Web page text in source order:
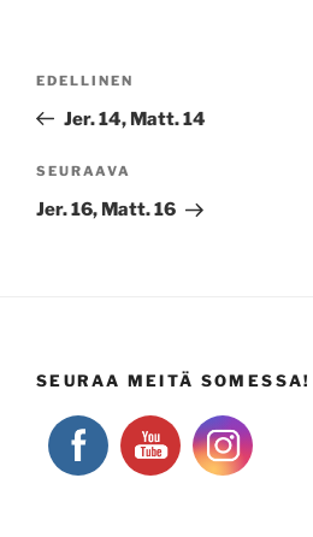
Edellinen
artikkeli
EDELLINEN
Jer. 14, Matt. 14
Seuraava
artikkeli
SEURAAVA
Jer. 16, Matt. 16
SEURAA MEITÄ SOMESSA!